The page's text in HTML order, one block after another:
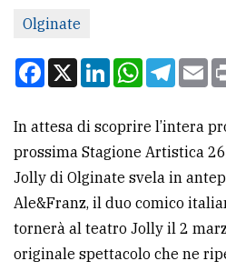
Per
tua
CERCA
Cerca
per
comune
Olginate
Facebook
X LinkedInWhatsApp
In attesa di scoprire l’intera
prossima Stagione Artistica
Jolly di Olginate svela in
Ale&Franz, il duo comico
tornerà al teatro Jolly il 2
originale spettacolo che ne